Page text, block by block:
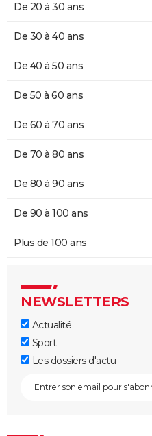
De 20 à 30 ans
De 30 à 40 ans
De 40 à 50 ans
De 50 à 60 ans
De 60 à 70 ans
De 70 à 80 ans
De 80 à 90 ans
De 90 à 100 ans
Plus de 100 ans
NEWSLETTERS
Actualité
Sport
Les dossiers d'actu